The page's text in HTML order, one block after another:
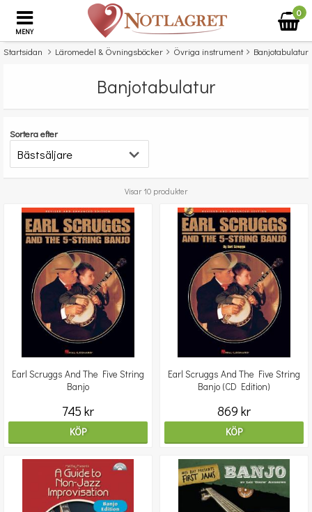
MENY
0
Startsidan Läromedel & Övningsböcker Övriga instrument Banjotabulatur
Banjotabulatur
Sortera efter
Visar 10 produkter
Earl Scruggs And The Five String
Banjo
745 kr
KÖP
Earl Scruggs And The Five String
Banjo (CD Edition)
869 kr
KÖP